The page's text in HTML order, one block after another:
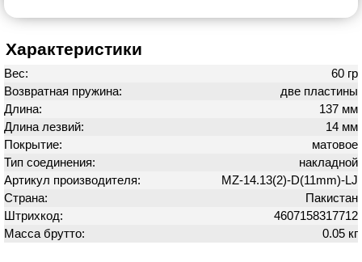
Характеристики
Вес:
60 гр
Возвратная пружина:
две пластины
Длина:
137 мм
Длина лезвий:
14 мм
Покрытие:
матовое
Тип соединения:
накладной
Артикул производителя:
MZ-14.13(2)-D(11mm)-LJ
Страна:
Пакистан
Штрихкод:
4607158317712
Масса брутто:
0.05 кг